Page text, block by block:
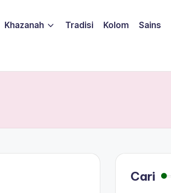
Khazanah Tradisi Kolom Sains
Cari